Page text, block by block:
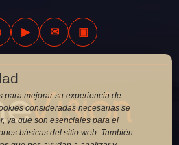
▶ ✉ ▣
para mejorar su experiencia de
consideradas necesarias se
ya que son esenciales para el
básicas del sitio web. También